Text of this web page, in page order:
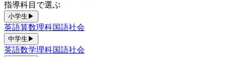
指導科目で選ぶ
小学生 ▶
英語算数理科国語社会
中学生 ▶
英語数学理科国語社会